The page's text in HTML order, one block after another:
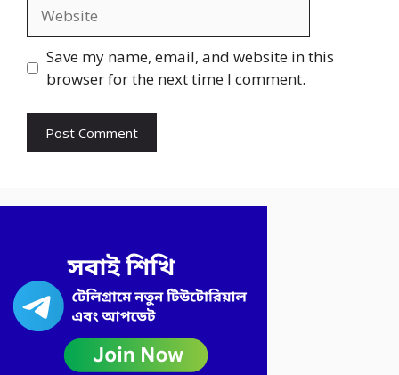
Save my name, email, and website in this
browser for the next time I comment.